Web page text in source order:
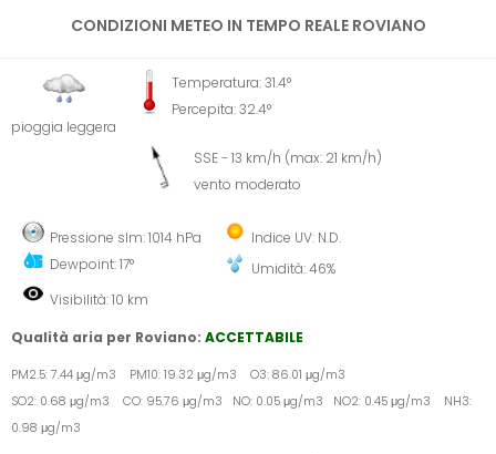
CONDIZIONI METEO IN TEMPO REALE ROVIANO
pioggia leggera
Temperatura: 31.4°
Percepita: 32.4°
SSE - 13 km/h (max: 21 km/h)
vento moderato
Pressione slm: 1014 hPa
Dewpoint: 17°
Indice UV: N.D.
Umidità: 46%
Visibilità: 10 km
Qualità aria per Roviano: ACCETTABILE
PM2.5: 7.44 μg/m3 PM10: 19.32 μg/m3 O3: 86.01 μg/m3
SO2: 0.68 μg/m3 CO: 95.76 μg/m3 NO: 0.05 μg/m3 NO2: 0.45 μg/m3 NH3:
0.98 μg/m3